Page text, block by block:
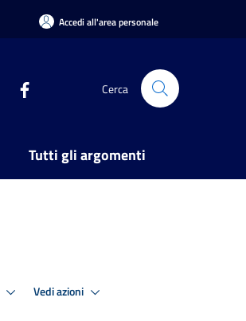
Accedi all'area personale
Cerca
Tutti gli argomenti
Vedi azioni